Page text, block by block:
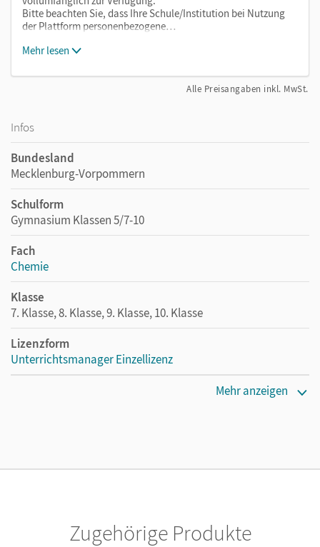
Bitte beachten Sie, dass Ihre Schule/Institution bei Nutzung
der Plattform personenbezogene…
Mehr lesen
Alle Preisangaben inkl. MwSt.
Infos
Bundesland
Mecklenburg-Vorpommern
Schulform
Gymnasium Klassen 5/7-10
Fach
Chemie
Klasse
7. Klasse, 8. Klasse, 9. Klasse, 10. Klasse
Lizenzform
Unterrichtsmanager Einzellizenz
Unterrichtsmanagers solange das Lehrwerk erhältlich ist.
Mehr anzeigen
Zugehörige Produkte